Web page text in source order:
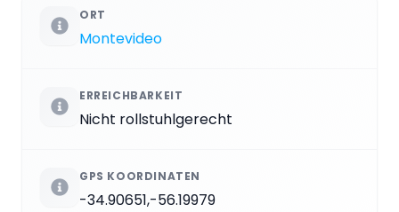
ORT
Montevideo
ERREICHBARKEIT
Nicht rollstuhlgerecht
GPS KOORDINATEN
-34.90651,-56.19979